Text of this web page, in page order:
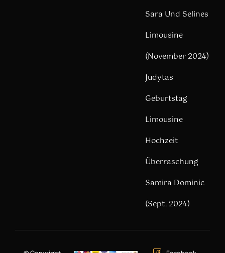
Sara Und Selines
Limousine
(November 2024)
Judytas
Geburtstag
Limousine
Hochzeit
Überraschung
Samira Dominic
(Sept. 2024)